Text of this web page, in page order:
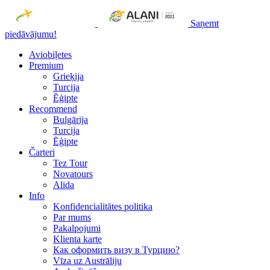
Saņemt
piedāvājumu!
Aviobiļetes
Premium
Grieķija
Turcija
Ēģipte
Recommend
Bulgārija
Turcija
Ēģipte
Čarteri
Tez Tour
Novatours
Alida
Info
Konfidencialitātes politika
Par mums
Рakalpojumi
Klienta karte
Как оформить визу в Турцию?
Vīza uz Austrāliju